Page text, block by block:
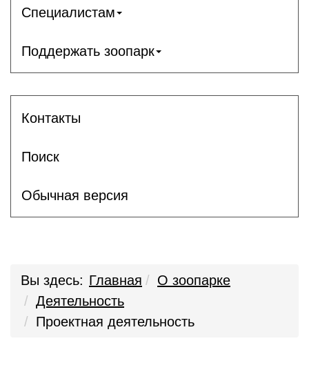
Специалистам
Поддержать зоопарк
Контакты
Поиск
Обычная версия
Вы здесь: Главная
О зоопарке
Деятельность
Проектная деятельность